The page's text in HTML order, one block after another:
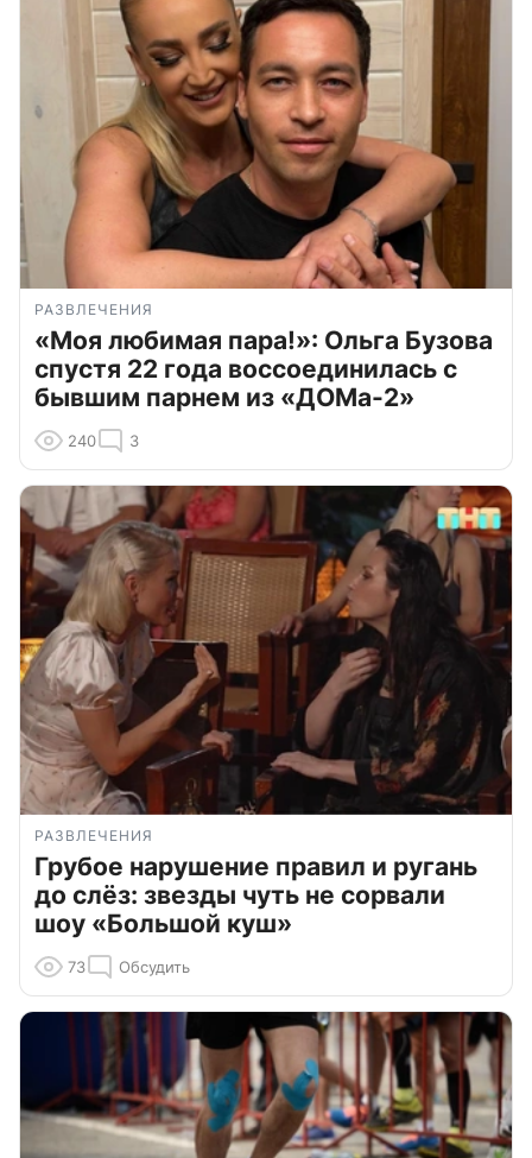
РАЗВЛЕЧЕНИЯ
«Моя любимая пара!»: Ольга Бузова
спустя 22 года воссоединилась с
бывшим парнем из «ДОМа-2»
240 3
РАЗВЛЕЧЕНИЯ
Грубое нарушение правил и ругань
до слёз: звезды чуть не сорвали
шоу «Большой куш»
73 Обсудить